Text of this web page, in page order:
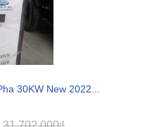
30KW New 2022...